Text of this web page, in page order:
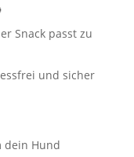
Snack passt zu
und sicher
dein Hund